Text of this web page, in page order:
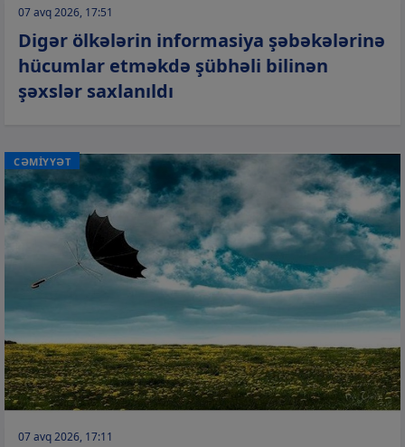
07 avq 2026, 17:51
Digər ölkələrin informasiya şəbəkələrinə
hücumlar etməkdə şübhəli bilinən
şəxslər saxlanıldı
CƏMİYYƏT
07 avq 2026, 17:11